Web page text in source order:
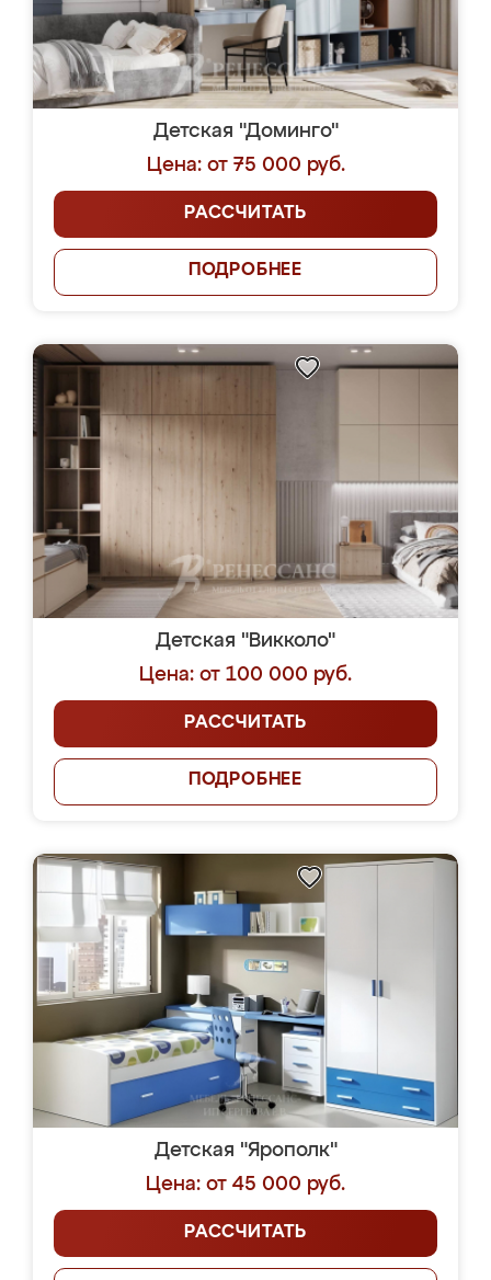
Детская "Доминго"
Цена: от 75 000 руб.
РАССЧИТАТЬ
ПОДРОБНЕЕ
Детская "Викколо"
Цена: от 100 000 руб.
РАССЧИТАТЬ
ПОДРОБНЕЕ
Детская "Ярополк"
Цена: от 45 000 руб.
РАССЧИТАТЬ